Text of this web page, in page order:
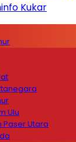
Kukar
Ulu
Paser Utara